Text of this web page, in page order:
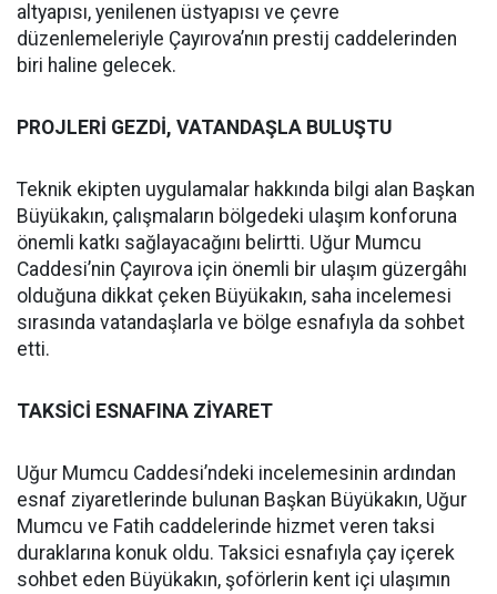
altyapısı, yenilenen üstyapısı ve çevre
düzenlemeleriyle Çayırova’nın prestij caddelerinden
biri haline gelecek.
PROJLERİ GEZDİ, VATANDAŞLA BULUŞTU
Teknik ekipten uygulamalar hakkında bilgi alan Başkan
Büyükakın, çalışmaların bölgedeki ulaşım konforuna
önemli katkı sağlayacağını belirtti. Uğur Mumcu
Caddesi’nin Çayırova için önemli bir ulaşım güzergâhı
olduğuna dikkat çeken Büyükakın, saha incelemesi
sırasında vatandaşlarla ve bölge esnafıyla da sohbet
etti.
TAKSİCİ ESNAFINA ZİYARET
Uğur Mumcu Caddesi’ndeki incelemesinin ardından
esnaf ziyaretlerinde bulunan Başkan Büyükakın, Uğur
Mumcu ve Fatih caddelerinde hizmet veren taksi
duraklarına konuk oldu. Taksici esnafıyla çay içerek
sohbet eden Büyükakın, şoförlerin kent içi ulaşımın